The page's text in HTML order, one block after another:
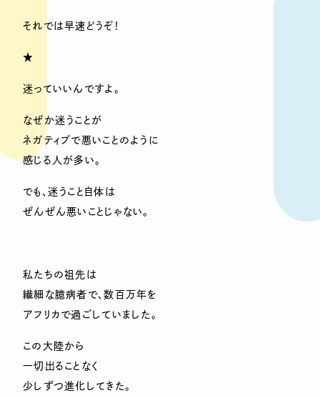
それでは早速どうぞ！
★
迷っていいんですよ。
なぜか迷うことが
ネガティブで悪いことのように
感じる人が多い。
でも、迷うこと自体は
ぜんぜん悪いことじゃない。
私たちの祖先は
繊細な臆病者で、数百万年を
アフリカで過ごしていました。
この大陸から
一切出ることなく
少しずつ進化してきた。